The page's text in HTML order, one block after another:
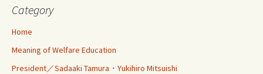
Category
Home
Meaning of Welfare Education
President／Sadaaki Tamura・Yukihiro Mitsuishi